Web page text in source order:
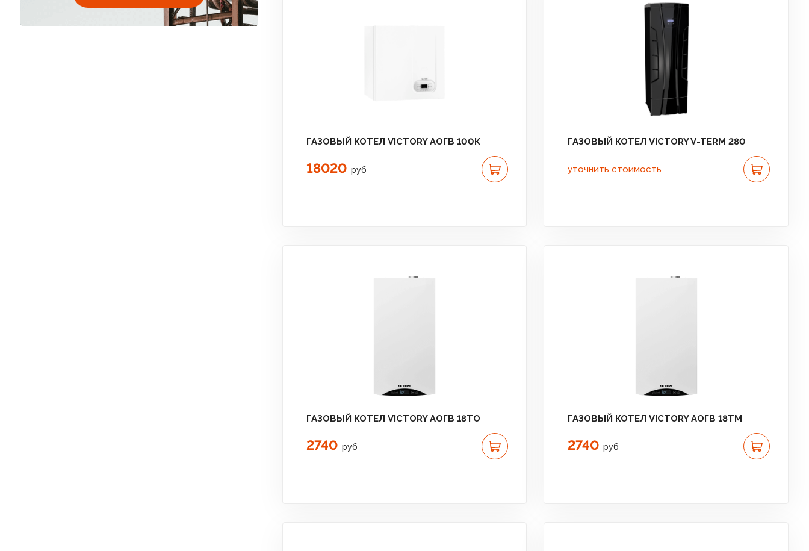
ГАЗОВЫЙ КОТЕЛ VICTORY АОГВ 100К
18020 руб
ГАЗОВЫЙ КОТЕЛ VICTORY V-TERM 280
уточнить стоимость
ГАЗОВЫЙ КОТЕЛ VICTORY АОГВ 18TО
2740 руб
ГАЗОВЫЙ КОТЕЛ VICTORY АОГВ 18TМ
2740 руб